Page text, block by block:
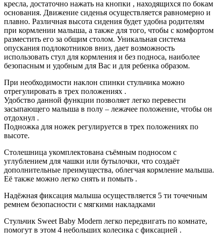
кресла, достаточно нажать на кнопки , находящихся по бокам
основания. Движение сиденья осуществляется равномерно и
плавно. Различная высота сидения будет удобна родителям
при кормлении малыша, а также для того, чтобы с комфортом
разместить его за общим столом. Уникальная система
опускания подлокотников вниз, дает возможность
использовать стул для кормления и без подноса, наиболее
безопасным и удобным для Вас и для ребенка образом.
При необходимости наклон спинки стульчика можно
отрегулировать в трех положениях .
Удобство данной функции позволяет легко перевести
засыпающего малыша в полу – лежачее положение, чтобы он
отдохнул .
Подножка для ножек регулируется в трех положениях по
высоте.
Столешница укомплектована съёмным подносом с
углублением для чашки или бутылочки, что создаёт
дополнительные преимущества, облегчая кормление малыша.
Её также можно легко снять и помыть .
Надёжная фиксация малыша осуществляется 5 ти точечным
ремнем безопасности с мягкими накладками
Стульчик Sweet Baby Modern легко передвигать по комнате,
помогут в этом 4 небольших колесика с фиксацией .